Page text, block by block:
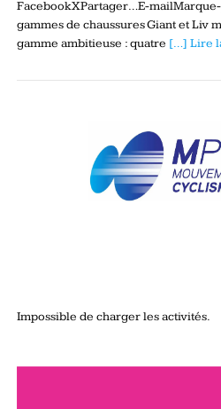
FacebookXPartager…E-
gammes de chaussures Giant et Liv
gamme ambitieuse : quatre […] Lire
Impossible de charger les activités.